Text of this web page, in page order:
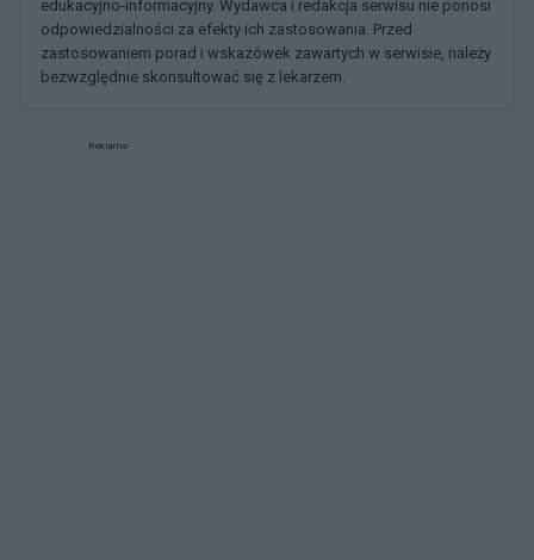
edukacyjno-informacyjny. Wydawca i redakcja serwisu nie ponosi
odpowiedzialności za efekty ich zastosowania. Przed
zastosowaniem porad i wskazówek zawartych w serwisie, należy
bezwzględnie skonsultować się z lekarzem.
Reklama: